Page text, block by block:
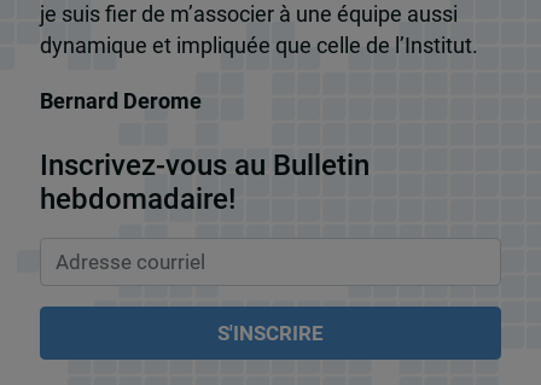
je suis fier de m’associer à une équipe aussi
dynamique et impliquée que celle de l’Institut.
Bernard Derome
Inscrivez-vous au Bulletin
hebdomadaire!